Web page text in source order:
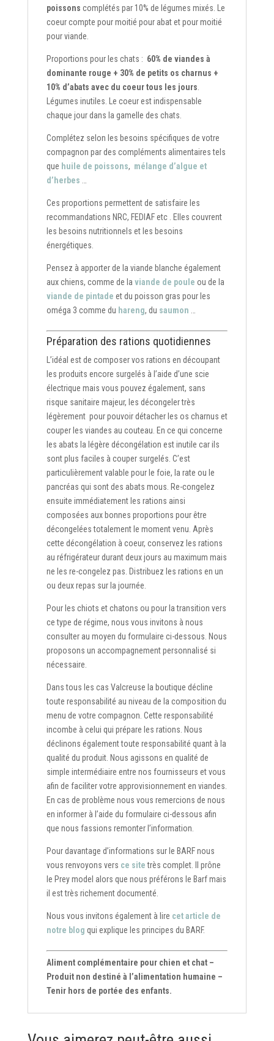
poissons complétés par 10% de légumes mixés. Le
coeur compte pour moitié pour abat et pour moitié
pour viande.
Proportions pour les chats : 60% de viandes à
dominante rouge + 30% de petits os charnus +
10% d’abats avec du coeur tous les jours.
Légumes inutiles. Le coeur est indispensable
chaque jour dans la gamelle des chats.
Complétez selon les besoins spécifiques de votre
compagnon par des compléments alimentaires tels
que huile de poissons, mélange d’algue et
d’herbes …
Ces proportions permettent de satisfaire les
recommandations NRC, FEDIAF etc . Elles couvrent
les besoins nutritionnels et les besoins
énergétiques.
Pensez à apporter de la viande blanche également
aux chiens, comme de la viande de poule ou de la
viande de pintade et du poisson gras pour les
oméga 3 comme du hareng, du saumon …
Préparation des rations quotidiennes
L’idéal est de composer vos rations en découpant
les produits encore surgelés à l’aide d’une scie
électrique mais vous pouvez également, sans
risque sanitaire majeur, les décongeler très
légèrement pour pouvoir détacher les os charnus et
couper les viandes au couteau. En ce qui concerne
les abats la légère décongélation est inutile car ils
sont plus faciles à couper surgelés. C’est
particulièrement valable pour le foie, la rate ou le
pancréas qui sont des abats mous. Re-congelez
ensuite immédiatement les rations ainsi
composées aux bonnes proportions pour être
décongelées totalement le moment venu. Après
cette décongélation à coeur, conservez les rations
au réfrigérateur durant deux jours au maximum mais
ne les re-congelez pas. Distribuez les rations en un
ou deux repas sur la journée.
Pour les chiots et chatons ou pour la transition vers
ce type de régime, nous vous invitons à nous
consulter au moyen du formulaire ci-dessous. Nous
proposons un accompagnement personnalisé si
nécessaire.
Dans tous les cas Valcreuse la boutique décline
toute responsabilité au niveau de la composition du
menu de votre compagnon. Cette responsabilité
incombe à celui qui prépare les rations. Nous
déclinons également toute responsabilité quant à la
qualité du produit. Nous agissons en qualité de
simple intermédiaire entre nos fournisseurs et vous
afin de faciliter votre approvisionnement en viandes.
En cas de problème nous vous remercions de nous
en informer à l’aide du formulaire ci-dessous afin
que nous fassions remonter l’information.
Pour davantage d’informations sur le BARF nous
vous renvoyons vers ce site très complet. Il prône
le Prey model alors que nous préférons le Barf mais
il est très richement documenté.
Nous vous invitons également à lire cet article de
notre blog qui explique les principes du BARF.
Aliment complémentaire pour chien et chat –
Produit non destiné à l’alimentation humaine –
Tenir hors de portée des enfants.